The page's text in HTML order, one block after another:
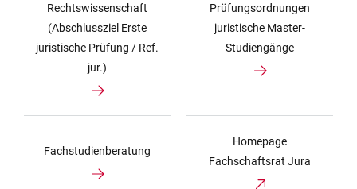
Rechtswissenschaft
(Abschlussziel Erste
juristische Prüfung / Ref.
jur.)
Prüfungsordnungen
juristische Master-
Studiengänge
Fachstudienberatung
Homepage
Fachschaftsrat Jura